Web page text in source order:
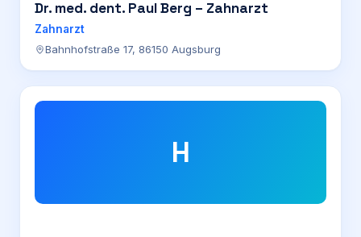
Dr. med. dent. Paul Berg – Zahnarzt
Zahnarzt
Bahnhofstraße 17, 86150 Augsburg
H